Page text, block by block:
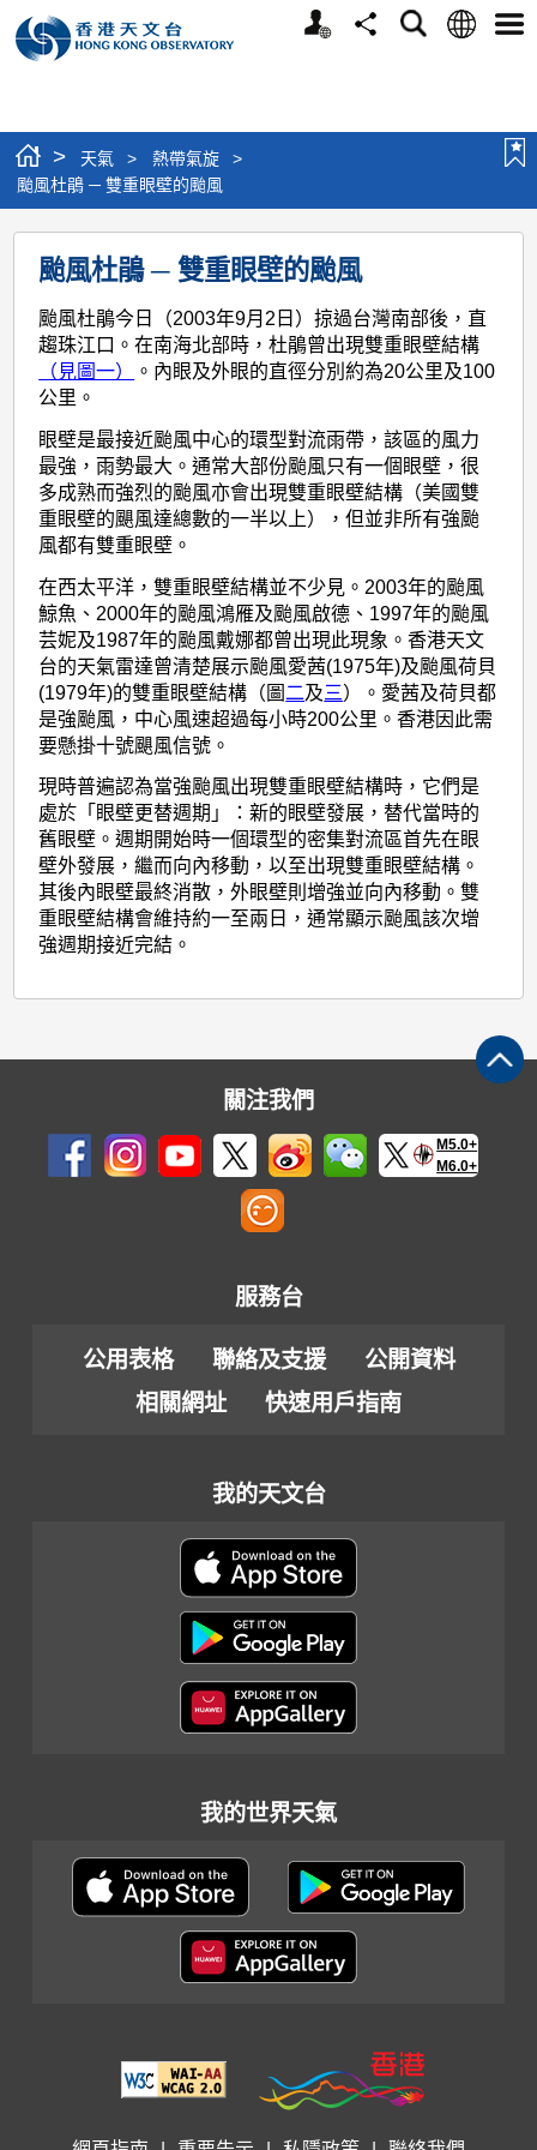
個
分
搜
語
選
> 天氣 > 熱帶氣旋
>
颱風杜鵑 ─ 雙重眼壁的颱風
颱
風
杜
鵑
雙
重
眼
壁
的
颱
風
颱風杜鵑 ─ 雙重眼壁的颱風
颱風杜鵑今日（2003年9月2日）掠過台灣南部後，直
趨珠江口。在南海北部時，杜鵑曾出現雙重眼壁結構
（見圖一）
。內眼及外眼的直徑分別約為20公里及100
公里。
眼壁是最接近颱風中心的環型對流雨帶，該區的風力
最強，雨勢最大。通常大部份颱風只有一個眼壁，很
多成熟而強烈的颱風亦會出現雙重眼壁結構（美國雙
重眼壁的颶風達總數的一半以上），但並非所有強颱
風都有雙重眼壁。
在西太平洋，雙重眼壁結構並不少見。2003年的颱風
鯨魚、2000年的颱風鴻雁及颱風啟德、1997年的颱風
芸妮及1987年的颱風戴娜都曾出現此現象。香港天文
台的天氣雷達曾清楚展示颱風愛茜(1975年)及颱風荷貝
(1979年)的雙重眼壁結構（圖 二及三）。愛茜及荷貝都
是強颱風，中心風速超過每小時200公里。香港因此需
要懸掛十號颶風信號。
現時普遍認為當強颱風出現雙重眼壁結構時，它們是
處於「眼壁更替週期」：新的眼壁發展，替代當時的
舊眼壁。週期開始時一個環型的密集對流區首先在眼
壁外發展，繼而向內移動，以至出現雙重眼壁結構。
其後內眼壁最終消散，外眼壁則增強並向內移動。雙
重眼壁結構會維持約一至兩日，通常顯示颱風該次增
強週期接近完結。
關注我們
M5.0+
M6.0+
服務台
公用表格 聯絡及支援
公開資料
相關網址
快速用戶指南
我的天文台
我的世界天氣